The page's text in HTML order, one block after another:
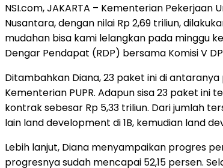
NSI.com, JAKARTA – Kementerian
Nusantara, dengan nilai Rp 2,69 triliun,
mudahan bisa kami lelangkan pada minggu
Dengar Pendapat (RDP) bersama Komisi V
Ditambahkan Diana, 23 paket ini di
Kementerian PUPR. Adapun sisa 23 paket
kontrak sebesar Rp 5,33 triliun. Dari jumlah
lain land development di 1B, kemudian land
Lebih lanjut, Diana menyampaikan progres
progresnya sudah mencapai 52,15 persen.